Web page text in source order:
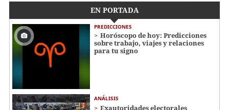
EN PORTADA
PREDICCIONES
Horóscopo de hoy: Predicciones
sobre trabajo, viajes y relaciones
para tu signo
ANÁLISIS
Exautoridades electorales